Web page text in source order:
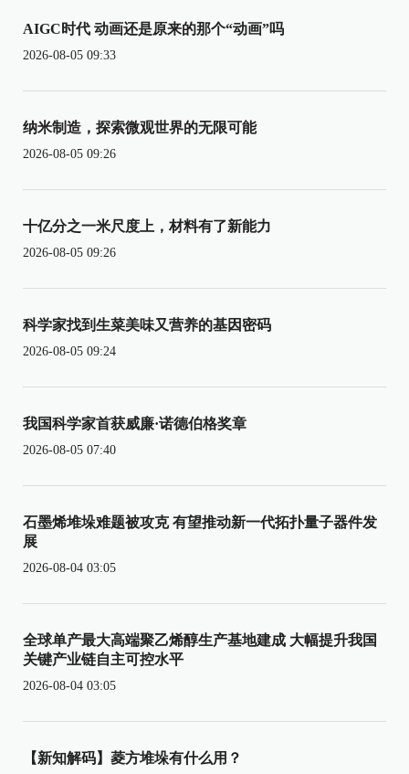
AIGC时代 动画还是原来的那个“动画”吗
2026-08-05 09:33
纳米制造，探索微观世界的无限可能
2026-08-05 09:26
十亿分之一米尺度上，材料有了新能力
2026-08-05 09:26
科学家找到生菜美味又营养的基因密码
2026-08-05 09:24
我国科学家首获威廉·诺德伯格奖章
2026-08-05 07:40
石墨烯堆垛难题被攻克 有望推动新一代拓扑量子器件发
展
2026-08-04 03:05
全球单产最大高端聚乙烯醇生产基地建成 大幅提升我国
关键产业链自主可控水平
2026-08-04 03:05
【新知解码】菱方堆垛有什么用？